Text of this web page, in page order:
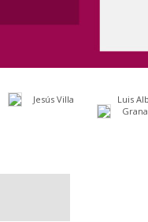
Jesús Villa
Luis